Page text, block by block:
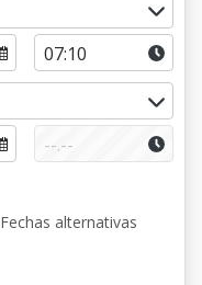
Fechas alternativas